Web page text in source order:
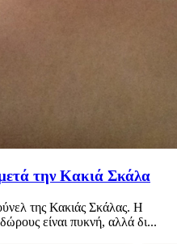
την Κακιά Σκάλα
της Κακιάς Σκάλας. Η
είναι πυκνή, αλλά δι...